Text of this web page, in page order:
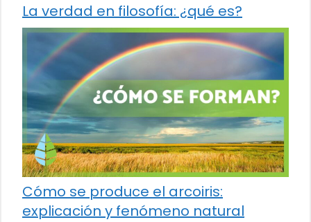
La verdad en filosofía: ¿qué es?
Cómo se produce el arcoiris:
explicación y fenómeno natural